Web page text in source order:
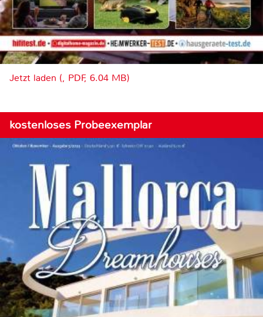
Jetzt laden (, PDF, 6.04 MB)
kostenloses Probeexemplar